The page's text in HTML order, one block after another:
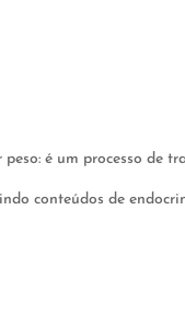
é um processo
conteúdos de